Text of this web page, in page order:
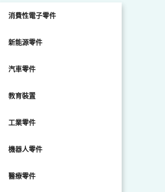
消費性電子零件
新能源零件
汽車零件
教育裝置
工業零件
機器人零件
醫療零件